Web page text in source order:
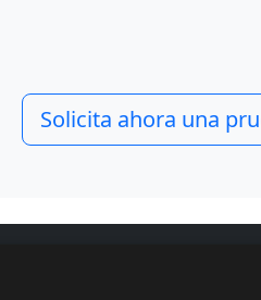
Solicita ahora una